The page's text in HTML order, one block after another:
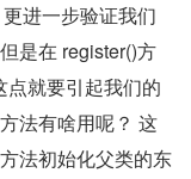
进一步验证我们
是在 register()方
点就要引起我们的
法有啥用呢？ 这
法初始化父类的东